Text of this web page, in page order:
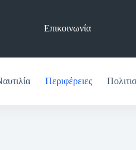
Επικοινωνία
Περιφέρειες